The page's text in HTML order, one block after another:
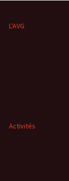
L'AVG
Activités